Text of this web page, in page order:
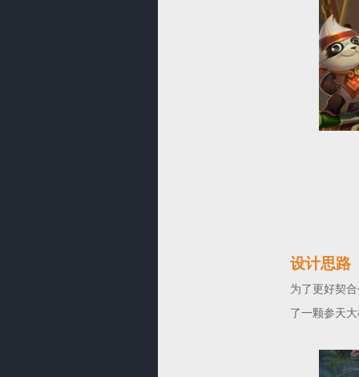
设计思路
为了更好契
了一颗参天